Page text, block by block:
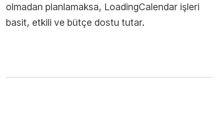
olmadan planlamaksa, LoadingCalendar işleri
basit, etkili ve bütçe dostu tutar.